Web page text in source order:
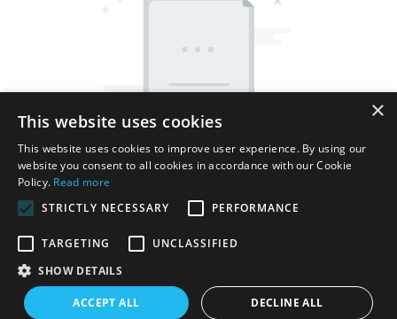
Авторские права © 2025 Shenzhen Thincen Technology Co., Ltd. -
www.thincen.com | Карта сайта
×
This website uses cookies
This website uses cookies to improve user experience. By using our
website you consent to all cookies in accordance with our Cookie
Policy. Read more
STRICTLY NECESSARY
PERFORMANCE
TARGETING
UNCLASSIFIED
SHOW DETAILS
ACCEPT ALL DECLINE ALL